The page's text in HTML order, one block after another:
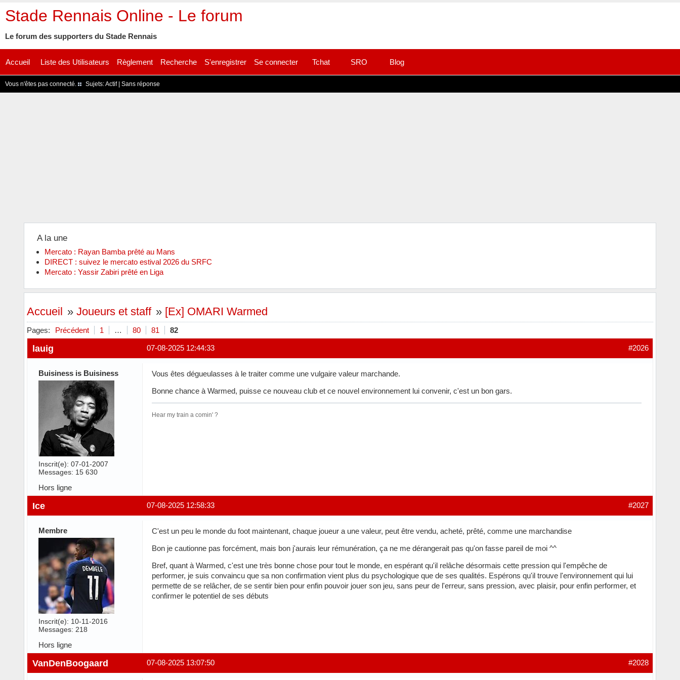
Stade Rennais Online - Le forum
Le forum des supporters du Stade Rennais
Accueil Liste des Utilisateurs Règlement Recherche S'enregistrer Se connecter Tchat SRO Blog
Vous n'êtes pas connecté. Sujets:Actif| Sans réponse
A la une
Mercato : Rayan Bamba prêté au Mans
DIRECT : suivez le mercato estival 2026 du SRFC
Mercato : Yassir Zabiri prêté en Liga
Accueil » Joueurs et staff » [Ex] OMARI Warmed
Pages: Précédent 1 … 80 81 82
#2026
07-08-2025 12:44:33
lauig
Buisiness is Buisiness
Inscrit(e): 07-01-2007
Messages: 15 630
Vous êtes dégueulasses à le traiter comme une vulgaire valeur marchande.
Bonne chance à Warmed, puisse ce nouveau club et ce nouvel environnement lui convenir, c'est un bon gars.
Hear my train a comin' ?
Hors ligne
#2027
07-08-2025 12:58:33
Ice
Membre
Inscrit(e): 10-11-2016
Messages: 218
C'est un peu le monde du foot maintenant, chaque joueur a une valeur, peut être vendu, acheté, prêté, comme une marchandise
Bon je cautionne pas forcément, mais bon j'aurais leur rémunération, ça ne me dérangerait pas qu'on fasse pareil de moi ^^
Bref, quant à Warmed, c'est une très bonne chose pour tout le monde, en espérant qu'il relâche désormais cette pression qui l'empêche de
performer, je suis convaincu que sa non confirmation vient plus du psychologique que de ses qualités. Espérons qu'il trouve l'environnement qui lui
permette de se relâcher, de se sentir bien pour enfin pouvoir jouer son jeu, sans peur de l'erreur, sans pression, avec plaisir, pour enfin performer, et
confirmer le potentiel de ses débuts
Hors ligne
#2028
07-08-2025 13:07:50
VanDenBoogaard